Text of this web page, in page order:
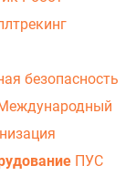
безопасность
ПУС